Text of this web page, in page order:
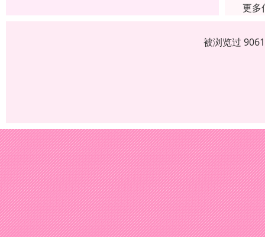
更多
被浏览过